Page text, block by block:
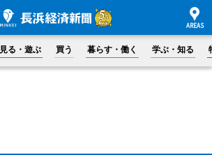
見る・遊ぶ 買う 暮らす・働く 学ぶ・知る